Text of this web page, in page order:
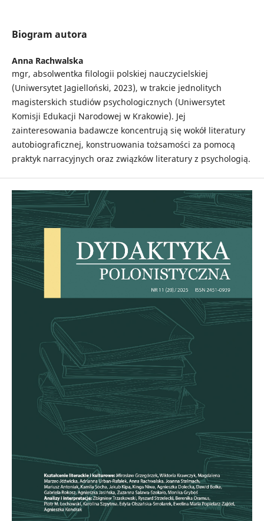
Biogram autora
Anna Rachwalska
mgr, absolwentka filologii polskiej nauczycielskiej
(Uniwersytet Jagielloński, 2023), w trakcie jednolitych
magisterskich studiów psychologicznych (Uniwersytet
Komisji Edukacji Narodowej w Krakowie). Jej
zainteresowania badawcze koncentrują się wokół literatury
autobiograficznej, konstruowania tożsamości za pomocą
praktyk narracyjnych oraz związków literatury z psychologią.